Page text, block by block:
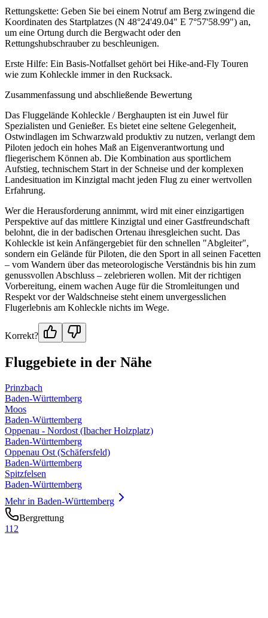
Rettungskette: Geben Sie bei einem Notruf am Berg zwingend die
Koordinaten des Startplatzes (N 48°24'49.04" E 7°57'58.99") an,
um eine Ortung durch die Bergwacht oder den
Rettungshubschrauber zu beschleunigen.
Erste Hilfe: Ein Basis-Notfallset gehört bei Hike-and-Fly Touren
wie zum Kohleckle immer in den Rucksack.
Zusammenfassung und abschließende Bewertung
Das Fluggelände Kohleckle / Berghaupten ist ein Juwel für
Spezialisten und Genießer. Es bietet eine seltene Gelegenheit,
Ostwindlagen im Schwarzwald produktiv zu nutzen, verlangt dem
Piloten jedoch ein hohes Maß an Eigenverantwortung und
fliegerischem Können ab. Die Kombination aus sportlichem
Aufstieg, technischem Start in der Schneise und der komplexen
Landesituation im Kinzigtal macht jeden Flug zu einer wertvollen
Erfahrung.
Wer die Herausforderung annimmt, wird mit einer einzigartigen
Perspektive auf das mittlere Kinzigtal und einer Gastfreundschaft
belohnt, die in der badischen Ortenau ihresgleichen sucht. Das
Kohleckle ist kein Anfängergebiet für den schnellen "Abgleiter",
sondern ein Gelände für Piloten, die den Sport in all seinen Facetten
– vom Wandern über das meteorologische Verständnis bis hin zum
genussvollen Abschluss – zelebrieren wollen. Mit der richtigen
Vorbereitung, einem wachen Auge für die Stromleitungen und
Respekt vor der Waldschneise steht einem unvergesslichen
Flugerlebnis am Kohleckle nichts im Wege.
Korrekt?
Fluggebiete in der Nähe
Prinzbach
Baden-Württemberg
Moos
Baden-Württemberg
Oppenau - Nordost (Ibacher Holzplatz)
Baden-Württemberg
Oppenau Ost (Schäfersfeld)
Baden-Württemberg
Spitzfelsen
Baden-Württemberg
Mehr in Baden-Württemberg
Bergrettung
112